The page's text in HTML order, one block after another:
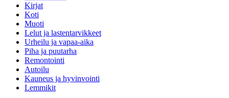
Kirjat
Koti
Muoti
Lelut ja lastentarvikkeet
Urheilu ja vapaa-aika
Piha ja puutarha
Remontointi
Autoilu
Kauneus ja hyvinvointi
Lemmikit